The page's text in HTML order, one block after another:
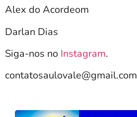
Alex do Acordeom
Darlan Dias
Siga-nos no Instagram.
contatosaulovale@gmail.com